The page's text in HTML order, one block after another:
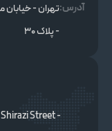
آدرس:
- پلاک ۳۰
Street -